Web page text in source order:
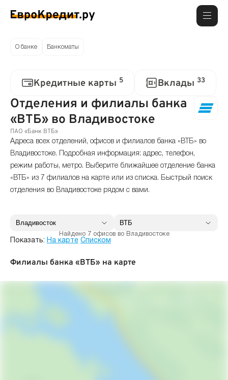
О банке Банкоматы
Кредитные карты 5 Вклады 33
Отделения и филиалы банка
«ВТБ» во Владивостоке
ПАО «Банк ВТБ»
Адреса всех отделений, офисов и филиалов банка «ВТБ» во
Владивостоке. Подробная информация: адрес, телефон,
режим работы, метро. Выберите ближайшее отделение банка
«ВТБ» из 7 филиалов на карте или из списка. Быстрый поиск
отделения во Владивостоке рядом с вами.
Найдено 7 офисов во Владивостоке
Показать: На карте Списком
Филиалы банка «ВТБ» на карте